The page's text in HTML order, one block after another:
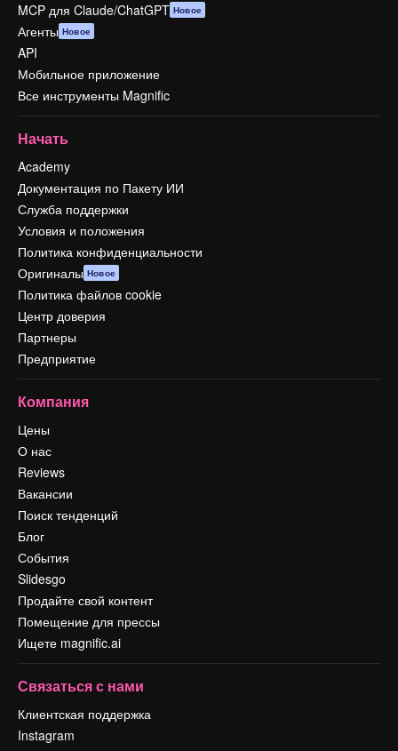
MCP для Claude/ChatGPT Новое
Агенты Новое
API
Мобильное приложение
Все инструменты Magnific
Начать
Academy
Документация по Пакету ИИ
Служба поддержки
Условия и положения
Политика конфиденциальности
Оригиналы Новое
Политика файлов cookie
Центр доверия
Партнеры
Предприятие
Компания
Цены
О нас
Reviews
Вакансии
Поиск тенденций
Блог
События
Slidesgo
Продайте свой контент
Помещение для прессы
Ищете magnific.ai
Связаться с нами
Клиентская поддержка
Instagram